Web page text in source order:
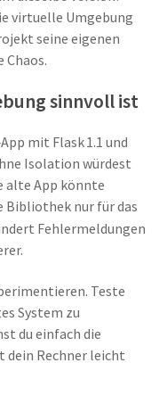
virtuelle Umgebung
seine eigenen
sinnvoll ist
mit Flask 1.1 und
Isolation würdest
alte App könnte
Bibliothek nur für das
Fehlermeldungen
Teste
System zu
du einfach die
dein Rechner leicht